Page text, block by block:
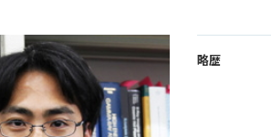
略歴